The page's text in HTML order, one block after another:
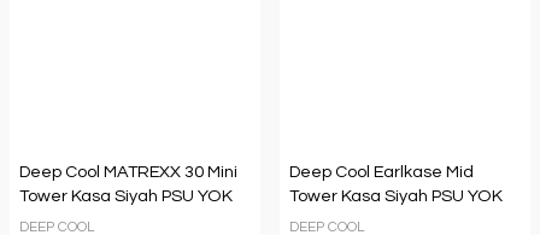
Deep Cool MATREXX 30 Mini
Tower Kasa Siyah PSU YOK
DEEP COOL
Deep Cool Earlkase Mid
Tower Kasa Siyah PSU YOK
DEEP COOL